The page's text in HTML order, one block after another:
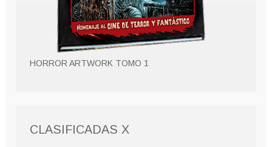
HORROR ARTWORK TOMO 1
CLASIFICADAS X